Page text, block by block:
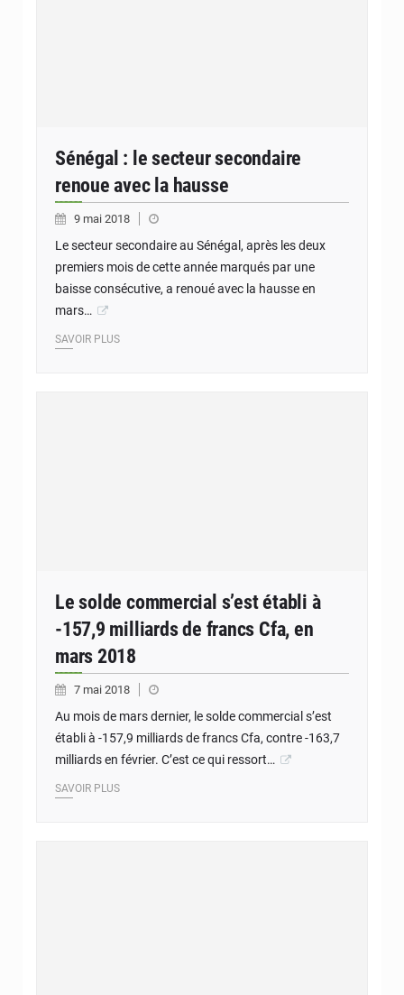
Sénégal : le secteur secondaire
renoue avec la hausse
9 mai 2018
Le secteur secondaire au Sénégal, après les deux
premiers mois de cette année marqués par une
baisse consécutive, a renoué avec la hausse en
mars…
SAVOIR PLUS
Le solde commercial s’est établi à
-157,9 milliards de francs Cfa, en
mars 2018
7 mai 2018
Au mois de mars dernier, le solde commercial s’est
établi à -157,9 milliards de francs Cfa, contre -163,7
milliards en février. C’est ce qui ressort…
SAVOIR PLUS